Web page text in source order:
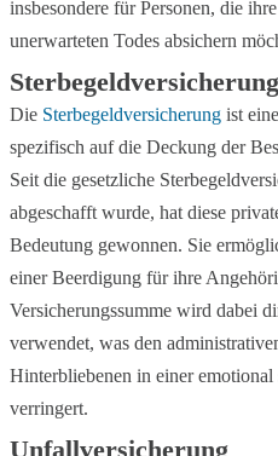
insbesondere für Personen, die
unerwarteten Todes absichern
Sterbegeldversicherung
Die Sterbegeldversicherung ist
spezifisch auf die Deckung der
Seit die gesetzliche
abgeschafft wurde, hat diese
Bedeutung gewonnen. Sie
einer Beerdigung für ihre
Versicherungssumme wird dabei
verwendet, was den
Hinterbliebenen in einer
verringert.
Unfallversicherung